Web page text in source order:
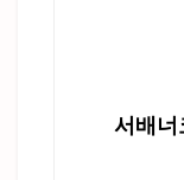
서배너